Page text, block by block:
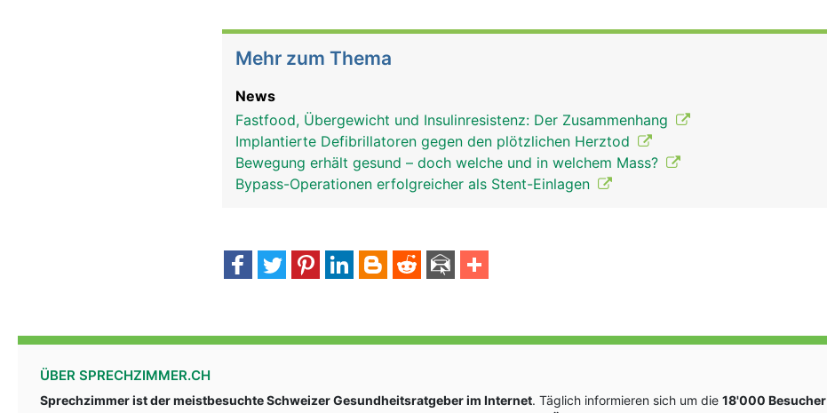
Mehr zum Thema
News
Fastfood, Übergewicht und Insulinresistenz: Der Zusammenhang
Implantierte Defibrillatoren gegen den plötzlichen Herztod
Bewegung erhält gesund – doch welche und in welchem Mass?
Bypass-Operationen erfolgreicher als Stent-Einlagen
ÜBER SPRECHZIMMER.CH
Sprechzimmer ist der meistbesuchte Schweizer Gesundheitsratgeber im Internet. Täglich informieren sich um die 18'000 Besucher